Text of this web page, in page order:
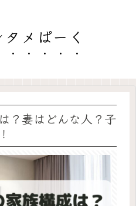
メぱーく
？妻はどんな人？子